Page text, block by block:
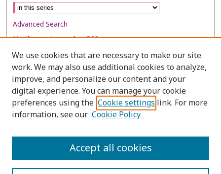
Advanced Search
Notify me via email orRSS
Browse
Collections
Disciplines
Authors
We use cookies that are necessary to make our site
work. We may also use additional cookies to analyze,
improve, and personalize our content and your
digital experience. You can manage your cookie
preferences using the Cookie settings link. For more
information, see our Cookie Policy
Accept all cookies